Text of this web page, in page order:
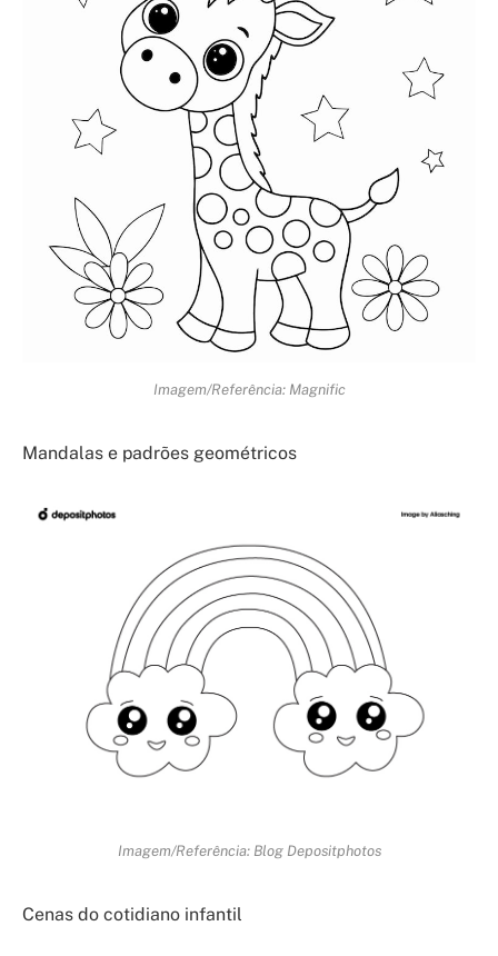
Imagem/Referência: Magnific
Mandalas e padrões geométricos
Imagem/Referência: Blog Depositphotos
Cenas do cotidiano infantil